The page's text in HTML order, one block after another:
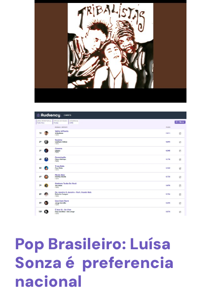
Pop Brasileiro: Luísa
Sonza é preferencia
nacional